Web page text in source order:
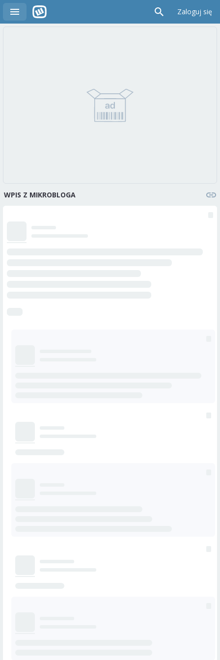
Zaloguj się
WPIS Z MIKROBLOGA